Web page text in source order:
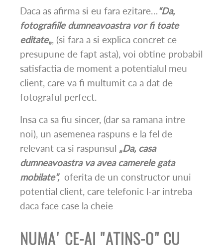
Daca as afirma si eu fara ezitare…“Da,
fotografiile dumneavoastra vor fi toate
editate„, (si fara a si explica concret ce
presupune de fapt asta), voi obtine probabil
satisfactia de moment a potentialul meu
client, care va fi multumit ca a dat de
fotograful perfect.
Insa ca sa fiu sincer, (dar sa ramana intre
noi), un asemenea raspuns e la fel de
relevant ca si raspunsul „Da, casa
dumneavoastra va avea camerele gata
mobilate”, oferita de un constructor unui
potential client, care telefonic l-ar intreba
daca face case la cheie
NUMA' CE-AI "ATINS-O" CU